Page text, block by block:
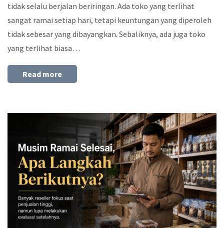
tidak selalu berjalan beriringan. Ada toko yang terlihat
sangat ramai setiap hari, tetapi keuntungan yang diperoleh
tidak sebesar yang dibayangkan. Sebaliknya, ada juga toko
yang terlihat biasa…
Read more